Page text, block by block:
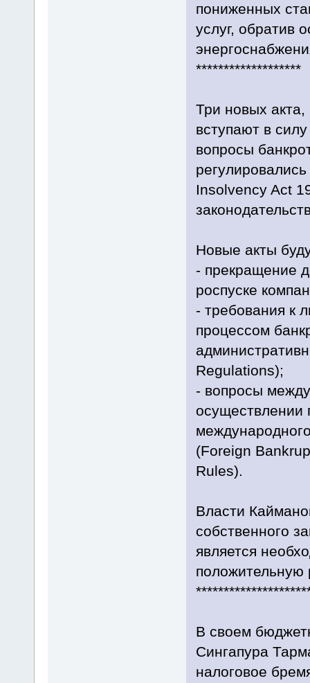
пониженных
услуг, обратив
*******************
Три новых
вступают в
вопросы
Insolvency Act
Новые акты
- прекращение
роспуске
- требования к
процессом
Regulations);
- вопросы
осуществлении
(Foreign
Rules).
Власти
собственного
является
положительную
В своем
Сингапура
налоговое